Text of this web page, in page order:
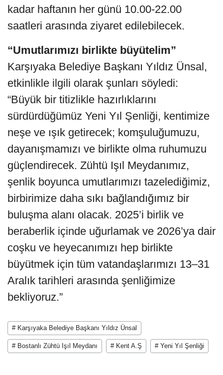
kadar haftanın her günü 10.00-22.00
saatleri arasında ziyaret edilebilecek.
“Umutlarımızı birlikte büyütelim”
Karşıyaka Belediye Başkanı Yıldız Ünsal,
etkinlikle ilgili olarak şunları söyledi:
“Büyük bir titizlikle hazırlıklarını
sürdürdüğümüz Yeni Yıl Şenliği, kentimize
neşe ve ışık getirecek; komşuluğumuzu,
dayanışmamızı ve birlikte olma ruhumuzu
güçlendirecek. Zühtü Işıl Meydanımız,
şenlik boyunca umutlarımızı tazelediğimiz,
birbirimize daha sıkı bağlandığımız bir
buluşma alanı olacak. 2025’i birlik ve
beraberlik içinde uğurlamak ve 2026’ya dair
coşku ve heyecanımızı hep birlikte
büyütmek için tüm vatandaşlarımızı 13–31
Aralık tarihleri arasında şenliğimize
bekliyoruz.”
# Karşıyaka Belediye Başkanı Yıldız Ünsal
# Bostanlı Zühtü Işıl Meydanı # Kent A.Ş # Yeni Yıl Şenliği